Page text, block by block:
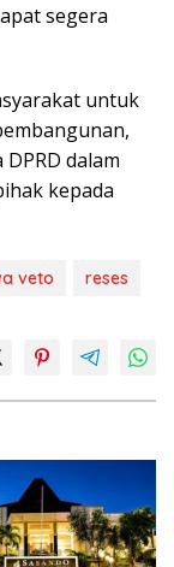
segera
untuk
dalam
kepada
veto reses